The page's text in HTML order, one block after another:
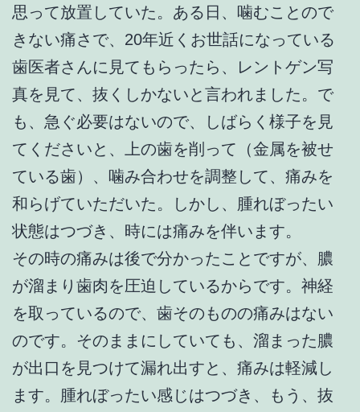
思って放置していた。ある日、噛むことので
きない痛さで、20年近くお世話になっている
歯医者さんに見てもらったら、レントゲン写
真を見て、抜くしかないと言われました。で
も、急ぐ必要はないので、しばらく様子を見
てくださいと、上の歯を削って（金属を被せ
ている歯）、噛み合わせを調整して、痛みを
和らげていただいた。しかし、腫れぼったい
状態はつづき、時には痛みを伴います。
その時の痛みは後で分かったことですが、膿
が溜まり歯肉を圧迫しているからです。神経
を取っているので、歯そのものの痛みはない
のです。そのままにしていても、溜まった膿
が出口を見つけて漏れ出すと、痛みは軽減し
ます。腫れぼったい感じはつづき、もう、抜